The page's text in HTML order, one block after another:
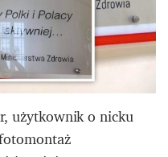
użytkownik o nicku